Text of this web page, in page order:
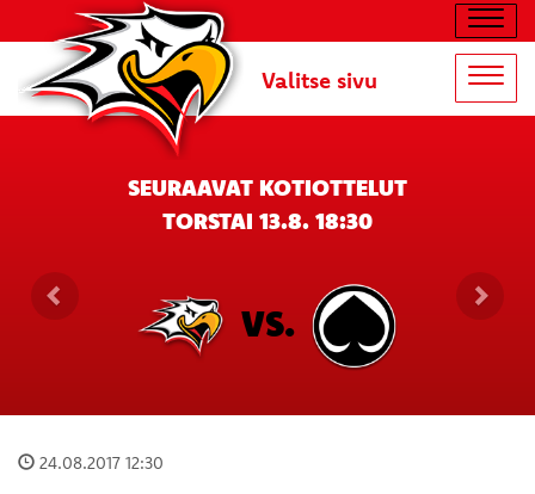
Valitse sivu
SEURAAVAT KOTIOTTELUT
TORSTAI 13.8. 18:30
VS.
24.08.2017 12:30